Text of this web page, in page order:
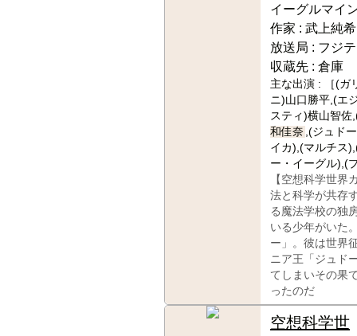
イーグルマイ
作家 : 武上純希
放送局 : フジ
収蔵先 : 倉庫
主な出演 :
［(
ニ)山口勝平,(エ
スティ)横山智佐
和佳奈 ,(ジュド
イカ),(マルチス
ー・イーグル),(
【空想科学世界
法と科学が共存
る魔法学校の独
いる少年がいた
ー」。彼は世界
ニア王「ジュド
てしまいその果
ったのだ
空想科学世